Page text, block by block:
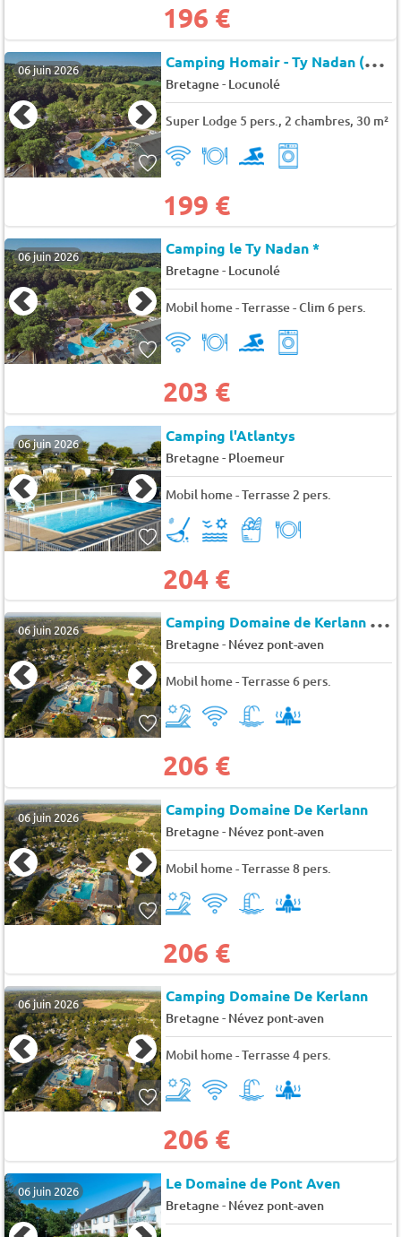
196 €
06 juin 2026 C
amping Homair - Ty Nadan (19127)
Bretagne- Locunolé
Super Lodge 5 pers., 2 chambres, 30 m²
199 €
06 juin 2026 Camping le Ty Nadan *
Bretagne- Locunolé
Mobil home - Terrasse - Clim 6 pers.
203 €
06 juin 2026 Camping l'Atlantys
Bretagne- Ploemeur
Mobil home - Terrasse 2 pers.
204 €
06 juin 2026 C
amping Domaine de Kerlann (DM)
Bretagne- Névez pont-aven
Mobil home - Terrasse 6 pers.
206 €
06 juin 2026 Camping Domaine De Kerlann
Bretagne- Névez pont-aven
Mobil home - Terrasse 8 pers.
206 €
06 juin 2026 Camping Domaine De Kerlann
Bretagne- Névez pont-aven
Mobil home - Terrasse 4 pers.
206 €
06 juin 2026 Le Domaine de Pont Aven
Bretagne- Névez pont-aven